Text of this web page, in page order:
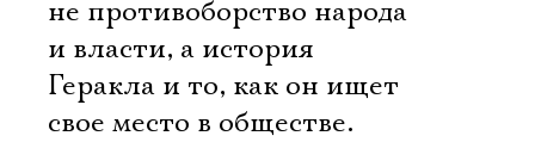
не противоборство народа
и власти, а история
Геракла и то, как он ищет
свое место в обществе.